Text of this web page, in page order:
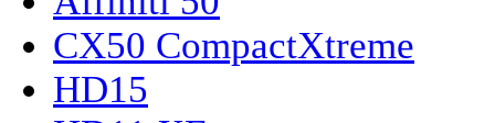
CX50 CompactXtreme
HD15